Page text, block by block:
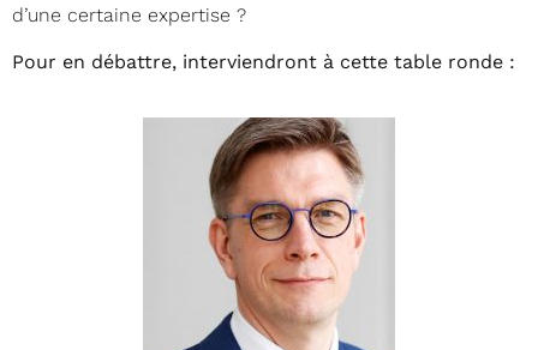
d’une certaine expertise ?
Pour en débattre, interviendront à cette table ronde :